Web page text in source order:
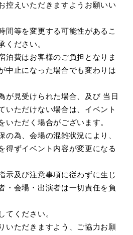
控えいただきますようお願いい
間等を変更する可能性があるこ
ください。
泊費はお客様のご負担となりま
中止になった場合でも変わりは
が見受けられた場合、及び 当日
いただけない場合は、イベント
いただく場合がございます。
為、会場の混雑状況により、
得ずイベント内容が変更になる
示及び注意事項に従わずに生じ
・会場・出演者は一切責任を負
てください。
いただきますよう、ご協力お願